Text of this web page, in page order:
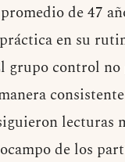
de 47
en su
grupo control
lecturas
de los